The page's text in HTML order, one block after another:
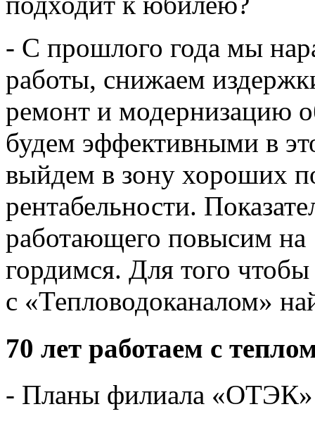
- С прошлого года мы
работы, снижаем
ремонт и модернизацию
будем эффективными в
выйдем в зону хороших
рентабельности.
работающего повысим
гордимся. Для того
с «Тепловодоканалом»
70 лет работаем с
- Планы филиала «ОТЭК»